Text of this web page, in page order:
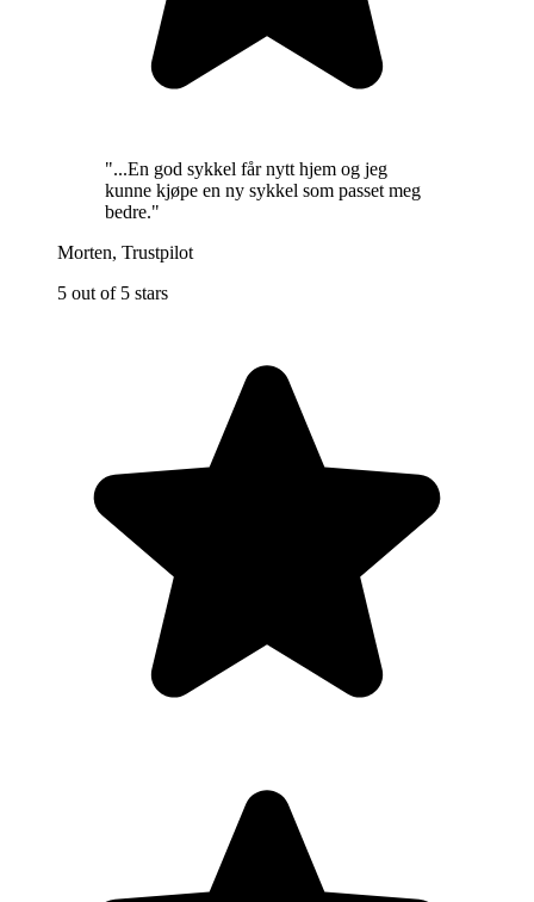
"...En god sykkel får nytt hjem og jeg
kunne kjøpe en ny sykkel som passet meg
bedre."
Morten, Trustpilot
5 out of 5 stars